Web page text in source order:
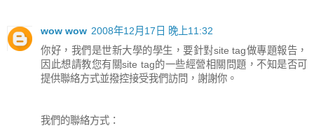
wow wow 2008年12月17日 晚上11:32
你好，我們是世新大學的學生，要針對site tag做專題報告，
因此想請教您有關site tag的一些經營相關問題，不知是否可
提供聯絡方式並撥控接受我們訪問，謝謝你。
我們的聯絡方式：